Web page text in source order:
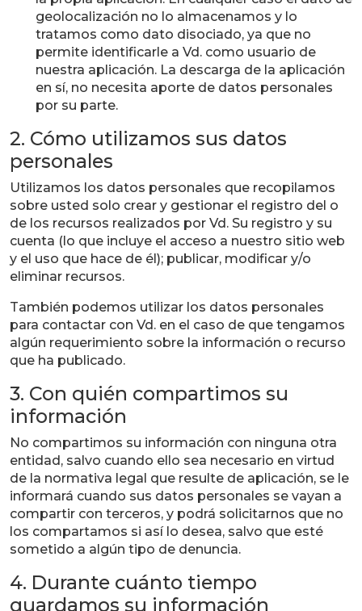
geolocalización no lo almacenamos y lo
tratamos como dato disociado, ya que no
permite identificarle a Vd. como usuario de
nuestra aplicación. La descarga de la aplicación
en sí, no necesita aporte de datos personales
por su parte.
2. Cómo utilizamos sus datos
personales
Utilizamos los datos personales que recopilamos
sobre usted solo crear y gestionar el registro del o
de los recursos realizados por Vd. Su registro y su
cuenta (lo que incluye el acceso a nuestro sitio web
y el uso que hace de él); publicar, modificar y/o
eliminar recursos.
También podemos utilizar los datos personales
para contactar con Vd. en el caso de que tengamos
algún requerimiento sobre la información o recurso
que ha publicado.
3. Con quién compartimos su
información
No compartimos su información con ninguna otra
entidad, salvo cuando ello sea necesario en virtud
de la normativa legal que resulte de aplicación, se le
informará cuando sus datos personales se vayan a
compartir con terceros, y podrá solicitarnos que no
los compartamos si así lo desea, salvo que esté
sometido a algún tipo de denuncia.
4. Durante cuánto tiempo
guardamos su información